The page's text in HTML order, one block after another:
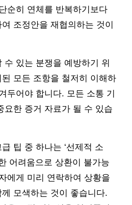
순히 연체를 반복하기보다
조정안을 재협의하는 것이
수 있는 분쟁을 예방하기 위
모든 조항을 철저히 이해하
두어야 합니다. 모든 소통 기
요한 증거 자료가 될 수 있습
팁 중 하나는 ‘선제적 소
어려움으로 상환이 불가능
에게 미리 연락하여 상황을
모색하는 것이 좋습니다.